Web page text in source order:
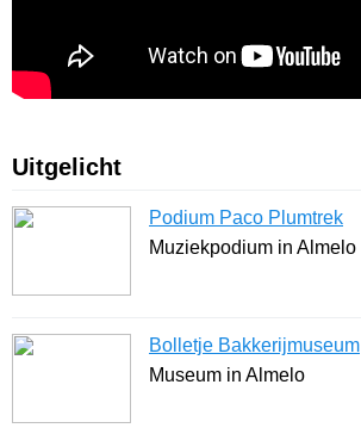
Uitgelicht
Podium Paco Plumtrek
Muziekpodium in Almelo
Bolletje Bakkerijmuseum
Museum in Almelo